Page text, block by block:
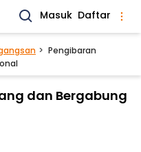
Masuk Daftar
Pengibaran
dan Bergabung